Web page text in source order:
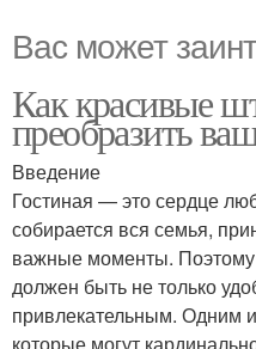
Вас может
Как красивые
преобразить
Введение
Гостиная — это сердце
собирается вся семья,
важные моменты. Поэтому
должен быть не только
привлекательным. Одним
которые могут